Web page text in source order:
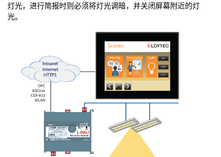
灯光，进行简报时则必须将灯光调暗，并关闭屏幕附近的灯
光。